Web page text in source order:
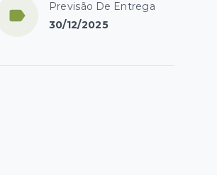
Previsão De Entrega
30/12/2025